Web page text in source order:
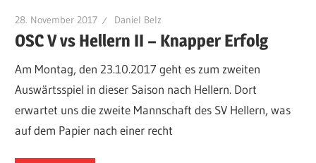
28. November 2017 Daniel Belz
OSC V vs Hellern II – Knapper Erfolg
Am Montag, den 23.10.2017 geht es zum zweiten
Auswärtsspiel in dieser Saison nach Hellern. Dort
erwartet uns die zweite Mannschaft des SV Hellern, was
auf dem Papier nach einer recht